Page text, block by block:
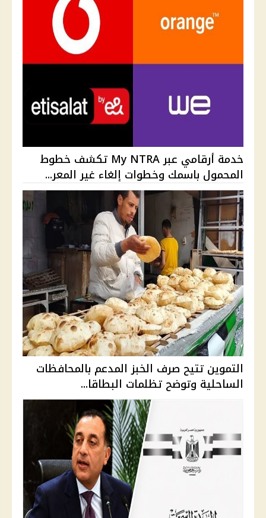
خدمة أرقامي عبر My NTRA تكشف خطوط
المحمول باسمك وخطوات إلغاء غير المعر...
التموين تتيح صرف الخبز المدعم بالمحافظات
الساحلية وتوضح تظلمات البطاقا...